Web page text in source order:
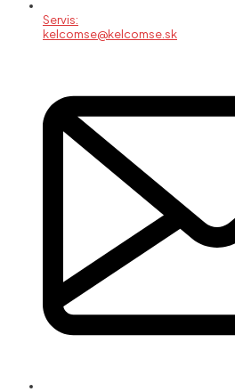
Servis:
kelcomse@kelcomse.sk